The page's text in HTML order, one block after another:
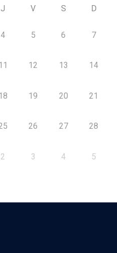
J V S D
4 5 6 7
12 13 14
19 20 21
26 27 28
2 3 4 5